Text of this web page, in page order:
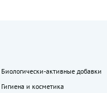
Биологически-активные добавки
Гигиена и косметика